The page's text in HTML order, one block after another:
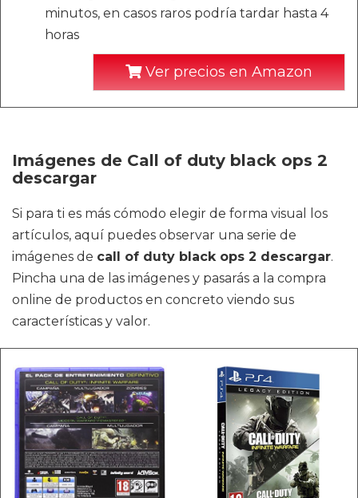
minutos, en casos raros podría tardar hasta 4
horas
Ver precios en Amazon
Imágenes de Call of duty black ops 2
descargar
Si para ti es más cómodo elegir de forma visual los
artículos, aquí puedes observar una serie de
imágenes de call of duty black ops 2 descargar.
Pincha una de las imágenes y pasarás a la compra
online de productos en concreto viendo sus
características y valor.